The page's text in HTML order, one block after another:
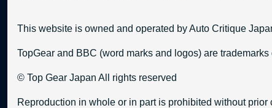
This website is owned and operated by Auto Critique
TopGear and BBC (word marks and logos) are
© Top Gear Japan All rights reserved
Reproduction in whole or in part is prohibited without prior